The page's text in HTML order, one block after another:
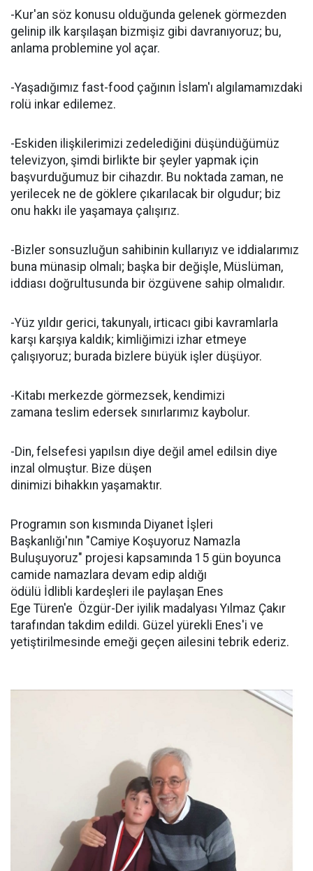
-Kur'an söz konusu olduğunda gelenek görmezden
gelinip ilk karşılaşan bizmişiz gibi davranıyoruz; bu,
anlama problemine yol açar.
-Yaşadığımız fast-food çağının İslam'ı algılamamızdaki
rolü inkar edilemez.
-Eskiden ilişkilerimizi zedelediğini düşündüğümüz
televizyon, şimdi birlikte bir şeyler yapmak için
başvurduğumuz bir cihazdır. Bu noktada zaman, ne
yerilecek ne de göklere çıkarılacak bir olgudur; biz
onu hakkı ile yaşamaya çalışırız.
-Bizler sonsuzluğun sahibinin kullarıyız ve iddialarımız
buna münasip olmalı; başka bir değişle, Müslüman,
iddiası doğrultusunda bir özgüvene sahip olmalıdır.
-Yüz yıldır gerici, takunyalı, irticacı gibi kavramlarla
karşı karşıya kaldık; kimliğimizi izhar etmeye
çalışıyoruz; burada bizlere büyük işler düşüyor.
-Kitabı merkezde görmezsek, kendimizi
zamana teslim edersek sınırlarımız kaybolur.
-Din, felsefesi yapılsın diye değil amel edilsin diye
inzal olmuştur. Bize düşen
dinimizi bihakkın yaşamaktır.
Programın son kısmında Diyanet İşleri
Başkanlığı'nın "Camiye Koşuyoruz Namazla
Buluşuyoruz" projesi kapsamında 15 gün boyunca
camide namazlara devam edip aldığı
ödülü İdlibli kardeşleri ile paylaşan Enes
Ege Türen'e Özgür-Der iyilik madalyası Yılmaz Çakır
tarafından takdim edildi. Güzel yürekli Enes'i ve
yetiştirilmesinde emeği geçen ailesini tebrik ederiz.